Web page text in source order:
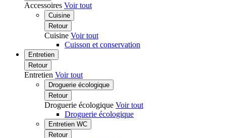
Accessoires Voir tout
Cuisine
Retour
Cuisine Voir tout
Cuisson et conservation
Entretien
Retour
Entretien Voir tout
Droguerie écologique
Retour
Droguerie écologique Voir tout
Droguerie écologique
Entretien WC
Retour